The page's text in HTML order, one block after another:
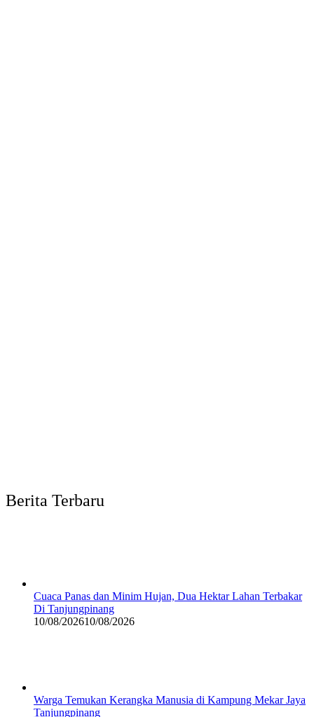
Berita Terbaru
Cuaca Panas dan Minim Hujan, Dua Hektar Lahan Terbakar
Di Tanjungpinang
10/08/202610/08/2026
Warga Temukan Kerangka Manusia di Kampung Mekar Jaya
Tanjungpinang